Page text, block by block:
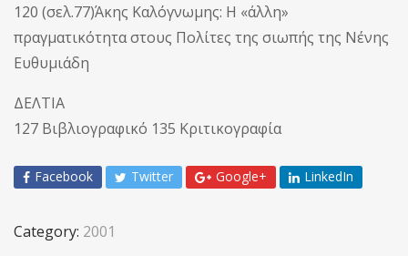
120 (σελ.77)Άκης Καλόγνωμης: Η «άλλη»
πραγματικότητα στους Πολίτες της σιωπής της Νένης
Ευθυμιάδη
ΔΕΛΤΙΑ
127 Βιβλιογραφικό 135 Κριτικογραφία
Facebook Twitter Google+ LinkedIn
Category: 2001